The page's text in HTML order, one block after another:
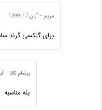
مریم– آبان 17, 1399
برای گلکسی گرند
پرشام کالا–
بله مناسبه